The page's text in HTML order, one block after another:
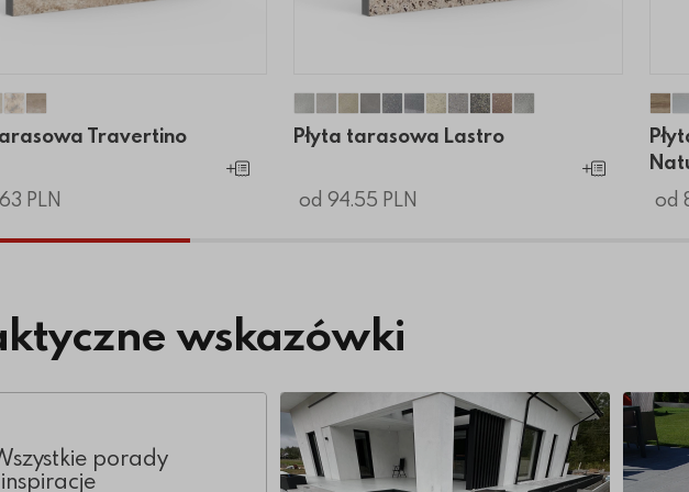
Travertino
tarasowa Travertino
tarasowa Travertino
Płyta tarasowa Travertino
Płyta tarasowa Travertino
Travertino
PLN
Dodaj do koszyka
Płyta tarasowa Lastro
Płyta tarasowa Lastro
Płyta tarasowa Lastro
Płyta tarasowa Lastro
Płyta tarasowa Lastro
Płyta tarasowa Lastro
Płyta tarasowa Lastro
Płyta tarasowa Lastro
Płyta tarasowa Lastro
Płyta tarasowa
Płyta tarasowa
Płyta tarasowa Lastro
od 94.55 PLN
Dodaj do
od
wskazówki
porady
Więcej o Nowoczesny taras z Więcej